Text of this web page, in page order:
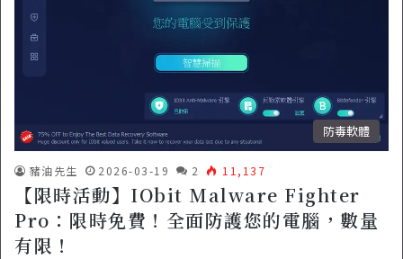
防毒軟體
豬油先生 2026-03-19 2 11,137
【限時活動】IObit Malware Fighter
Pro：限時免費！全面防護您的電腦，數量
有限！